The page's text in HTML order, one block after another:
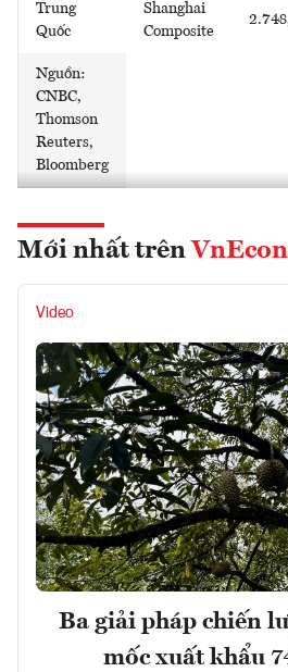
Trung
Quốc
Shanghai
Composite
Nguồn:
CNBC,
Thomson
Reuters,
Bloomberg
Mới nhất trên
Video
Ba giải pháp chiến
mốc xuất khẩu